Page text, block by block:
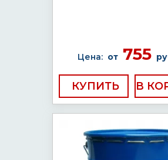
Цена: от755
КУПИТЬ